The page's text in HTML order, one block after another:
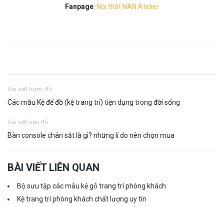
Fanpage: Nội thất NAN Atelier
Bài viết trước đó
Các mẫu Kệ để đồ (kệ trang trí) tiện dụng trong đời sống
Bài viết sau đó
Bàn console chân sắt là gì? những lí do nên chọn mua
BÀI VIẾT LIÊN QUAN
Bộ sưu tập các mẫu kệ gỗ trang trí phòng khách
Kệ trang trí phòng khách chất lượng uy tín